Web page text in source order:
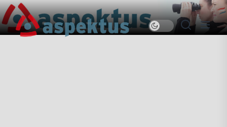
Skip
to
the
Új
Aspektus